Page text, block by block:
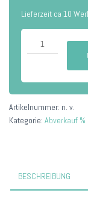
Lieferzeit ca 10
Mainz
Menge
Artikelnummer: n. v.
Kategorie: Abverkauf %
BESCHREIBUNG